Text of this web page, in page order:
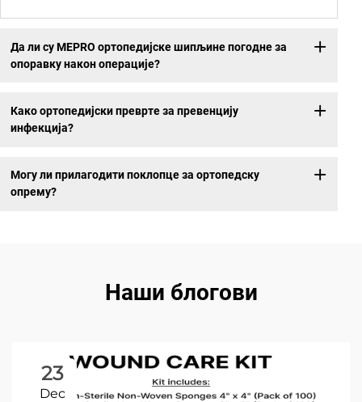
Да ли су MEPRO ортопедијске шипљине погодне за
опоравку након операције?
Како ортопедијски преврте за превенцију
инфекција?
Могу ли прилагодити поклопце за ортопедску
опрему?
Наши блогови
23
Dec